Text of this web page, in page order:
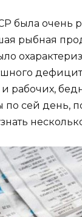
очень
рыбная
рабочих,
сей день,